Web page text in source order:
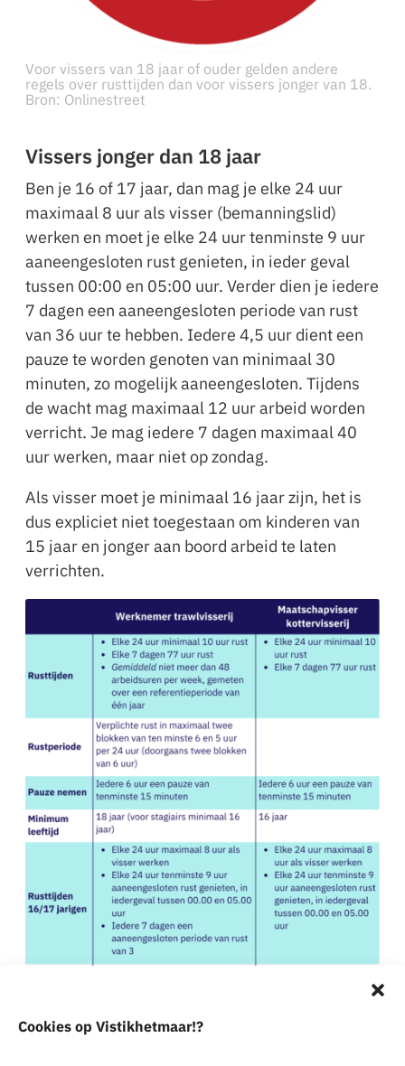
Cookies op Vistikhetmaar!?
Voor vissers van 18 jaar of ouder gelden andere
regels over rusttijden dan voor vissers jonger van 18.
Bron: Onlinestreet
Vissers jonger dan 18 jaar
Ben je 16 of 17 jaar, dan mag je elke 24 uur
maximaal 8 uur als visser (bemanningslid)
werken en moet je elke 24 uur tenminste 9 uur
aaneengesloten rust genieten, in ieder geval
tussen 00:00 en 05:00 uur. Verder dien je iedere
7 dagen een aaneengesloten periode van rust
van 36 uur te hebben. Iedere 4,5 uur dient een
pauze te worden genoten van minimaal 30
minuten, zo mogelijk aaneengesloten. Tijdens
de wacht mag maximaal 12 uur arbeid worden
verricht. Je mag iedere 7 dagen maximaal 40
uur werken, maar niet op zondag.
Als visser moet je minimaal 16 jaar zijn, het is
dus expliciet niet toegestaan om kinderen van
15 jaar en jonger aan boord arbeid te laten
verrichten.
Overeenkomsten en verschillen in rusttijden tussen